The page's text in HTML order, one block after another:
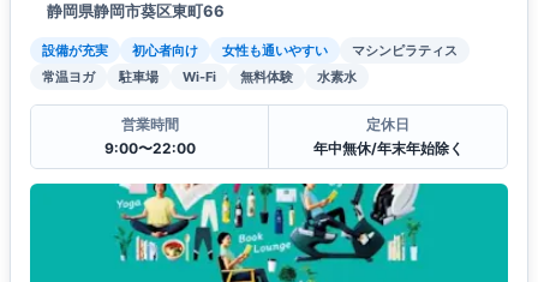
静岡県静岡市葵区東町66
設備が充実 初心者向け 女性も通いやすい
マシンピラティス
常温ヨガ
駐車場 Wi-Fi 無料体験 水素水
営業時間
9:00〜22:00
定休日
年中無休/年末年始除く